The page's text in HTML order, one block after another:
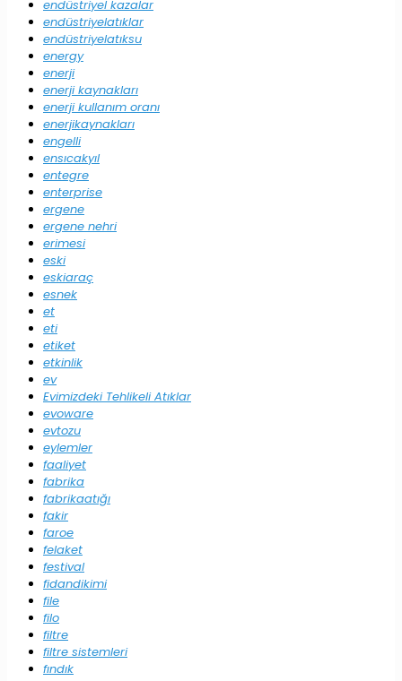
endüstriyel kazalar
endüstriyelatıklar
endüstriyelatıksu
energy
enerji
enerji kaynakları
enerji kullanım oranı
enerjikaynakları
engelli
ensıcakyıl
entegre
enterprise
ergene
ergene nehri
erimesi
eski
eskiaraç
esnek
et
eti
etiket
etkinlik
ev
Evimizdeki Tehlikeli Atıklar
evoware
evtozu
eylemler
faaliyet
fabrika
fabrikaatığı
fakir
faroe
felaket
festival
fidandikimi
file
filo
filtre
filtre sistemleri
fındık